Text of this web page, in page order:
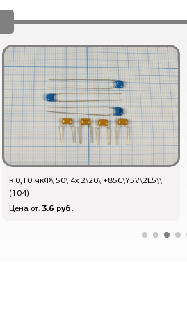
к 0,10 мкФ\ 50\ 4x 2\20\ +85C\Y5V\2L5\\
(104)
Цена от: 3.6 руб.